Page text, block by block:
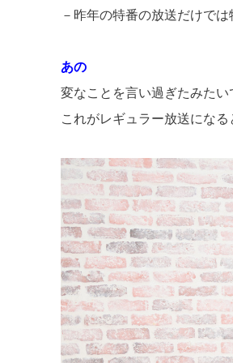
－昨年の特番の放送だけで
あの
変なことを言い過ぎたみたい
これがレギュラー放送にな